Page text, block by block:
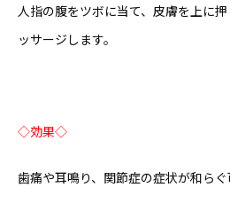
人指の腹をツボに当て、皮膚を上に
ッサージします。
◇効果◇
歯痛や耳鳴り、関節症の症状が和らぐ